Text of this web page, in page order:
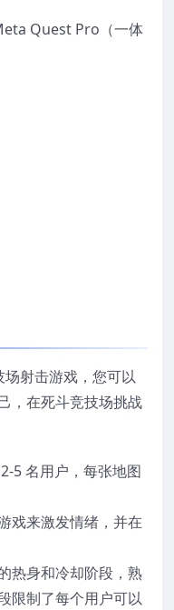
Quest Pro（一体
射击游戏，您可以
，在死斗竞技场挑战
5 名用户，每张地图
戏来激发情绪，并在
热身和冷却阶段，熟
限制了每个用户可以